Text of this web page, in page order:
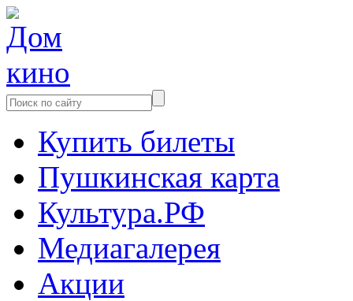
Купить билеты
Пушкинская карта
Культура.РФ
Медиагалерея
Акции